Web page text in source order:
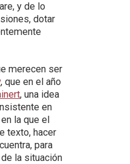
y de lo
dotar
merecen ser
, que en el año
, una idea
en
la que el
texto, hacer
para
la situación